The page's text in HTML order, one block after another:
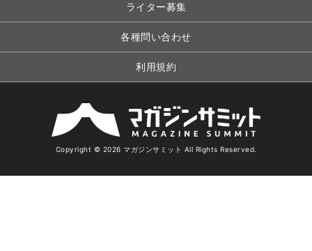
ライター募集
各種問い合わせ
利用規約
Copyright © 2026 マガジンサミット All Rights Reserved.